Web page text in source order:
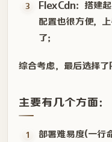
FlexCdn：搭建
配置也很方便，
了；
综合考虑，最后选择了
主要有几个方面：
部署难易度(一行